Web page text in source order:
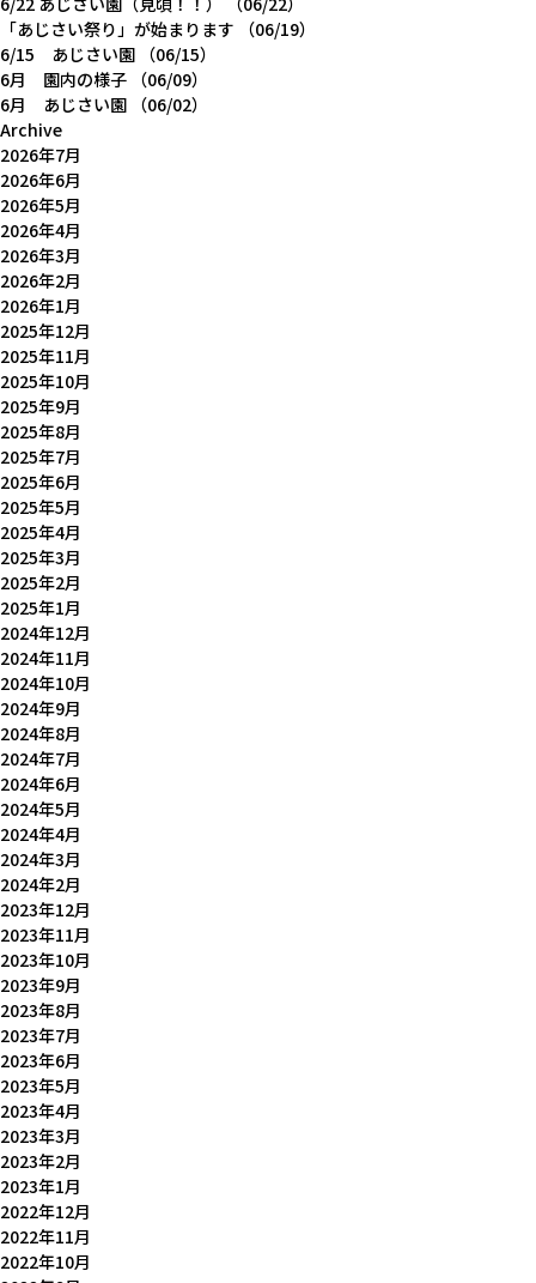
「あじさい祭り」が始まります
（06/19）
6/15 あじさい園 （06/15）
6月 園内の様子 （06/09）
6月 あじさい園 （06/02）
Archive
2026年7月
2026年6月
2026年5月
2026年4月
2026年3月
2026年2月
2026年1月
2025年12月
2025年11月
2025年10月
2025年9月
2025年8月
2025年7月
2025年6月
2025年5月
2025年4月
2025年3月
2025年2月
2025年1月
2024年12月
2024年11月
2024年10月
2024年9月
2024年8月
2024年7月
2024年6月
2024年5月
2024年4月
2024年3月
2024年2月
2023年12月
2023年11月
2023年10月
2023年9月
2023年8月
2023年7月
2023年6月
2023年5月
2023年4月
2023年3月
2023年2月
2023年1月
2022年12月
2022年11月
2022年10月